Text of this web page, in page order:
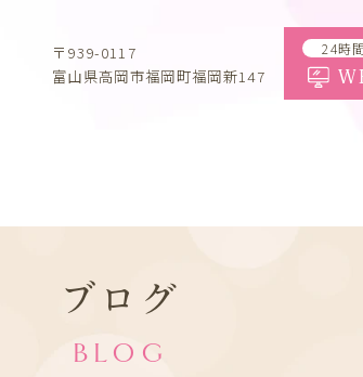
〒939-0117
富山県高岡市福岡町福岡新147
24時
ブログ
BLOG